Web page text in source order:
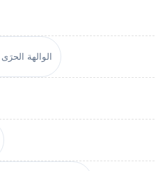
الوالهة